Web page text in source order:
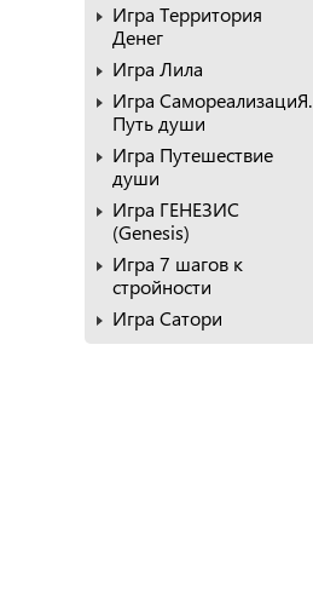
Игра Территория
Денег
Игра Лила
Игра СамореализациЯ.
Путь души
Игра Путешествие
души
Игра ГЕНЕЗИС
(Genesis)
Игра 7 шагов к
стройности
Игра Сатори